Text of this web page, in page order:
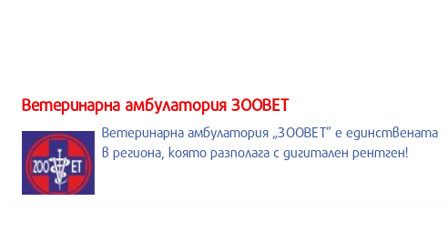
Ветеринарна амбулатория ЗООВЕТ
Ветеринарна амбулатория „ЗООВЕТ” е единствената
в региона, която разполага с дигитален рентген!